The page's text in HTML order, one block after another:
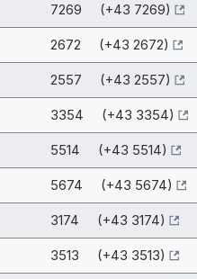
7269 (+43 7269)
2672 (+43 2672)
2557 (+43 2557)
3354 (+43 3354)
5514 (+43 5514)
5674 (+43 5674)
3174 (+43 3174)
3513 (+43 3513)